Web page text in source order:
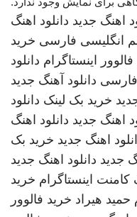
اهنگ جدید دانلود اهنگ
انگلیسی فارسی خرید
اینستاگرام دانلود
دانلود آهنگ جدید
خرید بک لینک دانلود
اهنگ جدید دانلود اهنگ
اهنگ جدید خرید بک
جدید دانلود اهنگ جدید
کامنت اینستاگرام خرید
حمید هیراد خرید فالوور